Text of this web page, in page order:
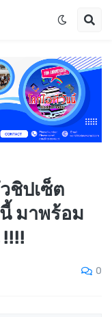
ชิปเซ็ต
มาพร้อม
0